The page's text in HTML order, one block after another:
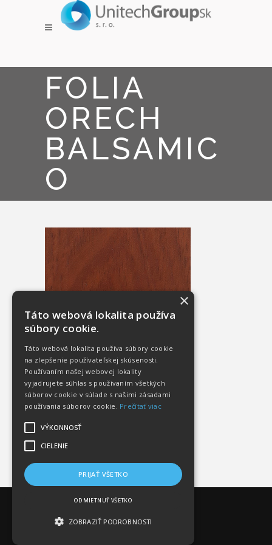
FOLIA
ORECH
BALSAMIC
O
×
Táto webová lokalita používa
súbory cookie.
Táto webová lokalita používa súbory cookie
na zlepšenie používateľskej skúsenosti.
Používaním našej webovej lokality
vyjadrujete súhlas s používaním všetkých
súborov cookie v súlade s našimi zásadami
používania súborov cookie. Prečítať viac
VÝKONNOSŤ
CIELENIE
PRIJAŤ VŠETKO
ODMIETNUŤ VŠETKO
ZOBRAZIŤ PODROBNOSTI